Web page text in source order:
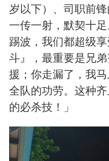
岁以下）、司职前
一传一射，默契十
踢波，我们都超级
斗』，最重要是兄
援；你走漏了，我
全队的功劳。这种
的必杀技！」